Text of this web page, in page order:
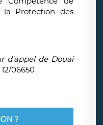
la Protection des
d'appel de Douai
12/06650
?